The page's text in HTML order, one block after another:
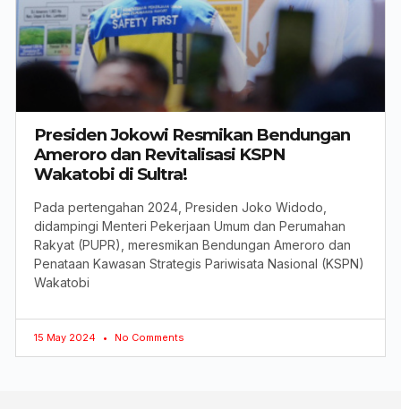
Presiden Jokowi Resmikan Bendungan
Ameroro dan Revitalisasi KSPN
Wakatobi di Sultra!
Pada pertengahan 2024, Presiden Joko Widodo,
didampingi Menteri Pekerjaan Umum dan Perumahan
Rakyat (PUPR), meresmikan Bendungan Ameroro dan
Penataan Kawasan Strategis Pariwisata Nasional (KSPN)
Wakatobi
15 May 2024 No Comments